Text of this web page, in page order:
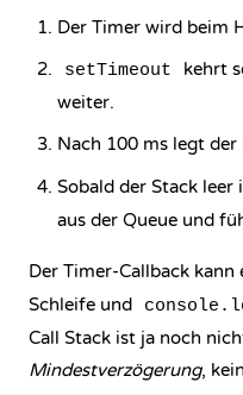
Der Timer wird beim
setTimeout
kehrt
weiter.
Nach 100 ms legt der
Sobald der Stack
aus der Queue und
Der Timer-Callback
Schleife und
Call Stack ist ja noch
Mindestverzögerung,